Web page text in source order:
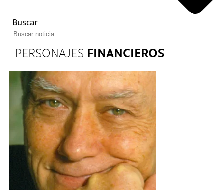
Buscar
PERSONAJES FINANCIEROS